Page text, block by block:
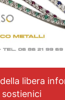
libera
sostienici